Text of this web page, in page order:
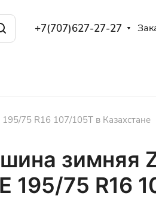
+7(707)627-27-27
75 R16 107/105T в Казахстане
зимняя
195/75 R16